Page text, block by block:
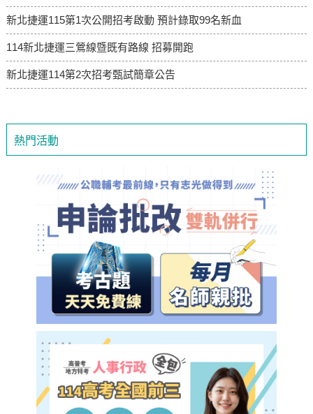
新北捷運115第1次公開招考啟動 預計錄取99名新血
114新北捷運三鶯線暨既有路線 招募開跑
新北捷運114第2次招考甄試簡章公告
熱門活動